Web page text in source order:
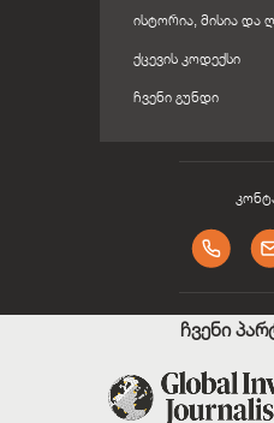
ᲘᲡᲢᲝᲠᲘᲐ, ᲛᲘᲡᲘᲐ ᲓᲐ
ᲥᲪᲔᲕᲘᲡ ᲙᲝᲓᲔᲥᲡᲘ
ᲩᲕᲔᲜᲘ ᲒᲣᲜᲓᲘ
ჩვენი